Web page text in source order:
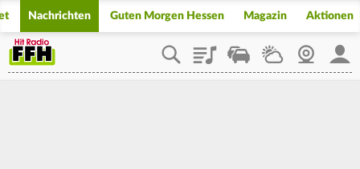
Nachrichten Guten Morgen Hessen Magazin Aktionen
PlaylistStaupilotWetterWebcam